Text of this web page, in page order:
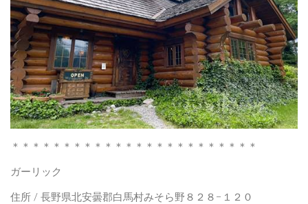
＊＊＊＊＊＊＊＊＊＊＊＊＊＊＊＊＊＊＊＊＊＊＊＊
ガーリック
住所 / 長野県北安曇郡白馬村みそら野８２８−１２０